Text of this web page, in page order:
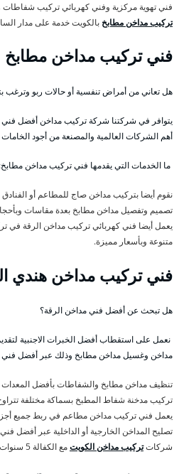
فني تهوية مركزية وفني كهربائي تركيب
تركيب مداخن مطابخ بالكويت خدمة على مدار
فني تركيب مداخن مطابخ
هل تعاني من أمراض تنفسية أو حالات ربو وترغب
يتوافر في شركتنا شركة تركيب مداخن أفضل
أهم الشركات العالمية والمصنعة من أجود
ما الخدمات التي يقدمها فني تركيب مداخن مطابخ:
نقوم أيضا بتركيب مداخن صاج للمطاعم أو الفنادق
تصميم وتفصيل مداخن مطابخ بعدة مقاسات
يعمل أيضا فني كهربائي تركيب مداخن الرقة في
متنوعة وبأسعار مميزة.
فني تركيب مداخن هندي
هل تبحث عن أفضل فني مداخن الرقة؟
نعمل على استقطاب أفضل الخبرات الاجنبية
مداخن وغسيل مداخن مطابخ وذلك عبر أفضل
تنظيف مداخن مطابخ والشفاطات بأفضل المعدات
تركيب مدخنة شفاط المطبخ بسماكة مختلفة تتراوح بين
يعمل فني تركيب مداخن مطاعم في ربط جميع
تصليح المداخن الخارجية أو الداخلية عبر أفضل
شركاتتركيب مداخن الكويتمع الكفالة 5 سنوات .